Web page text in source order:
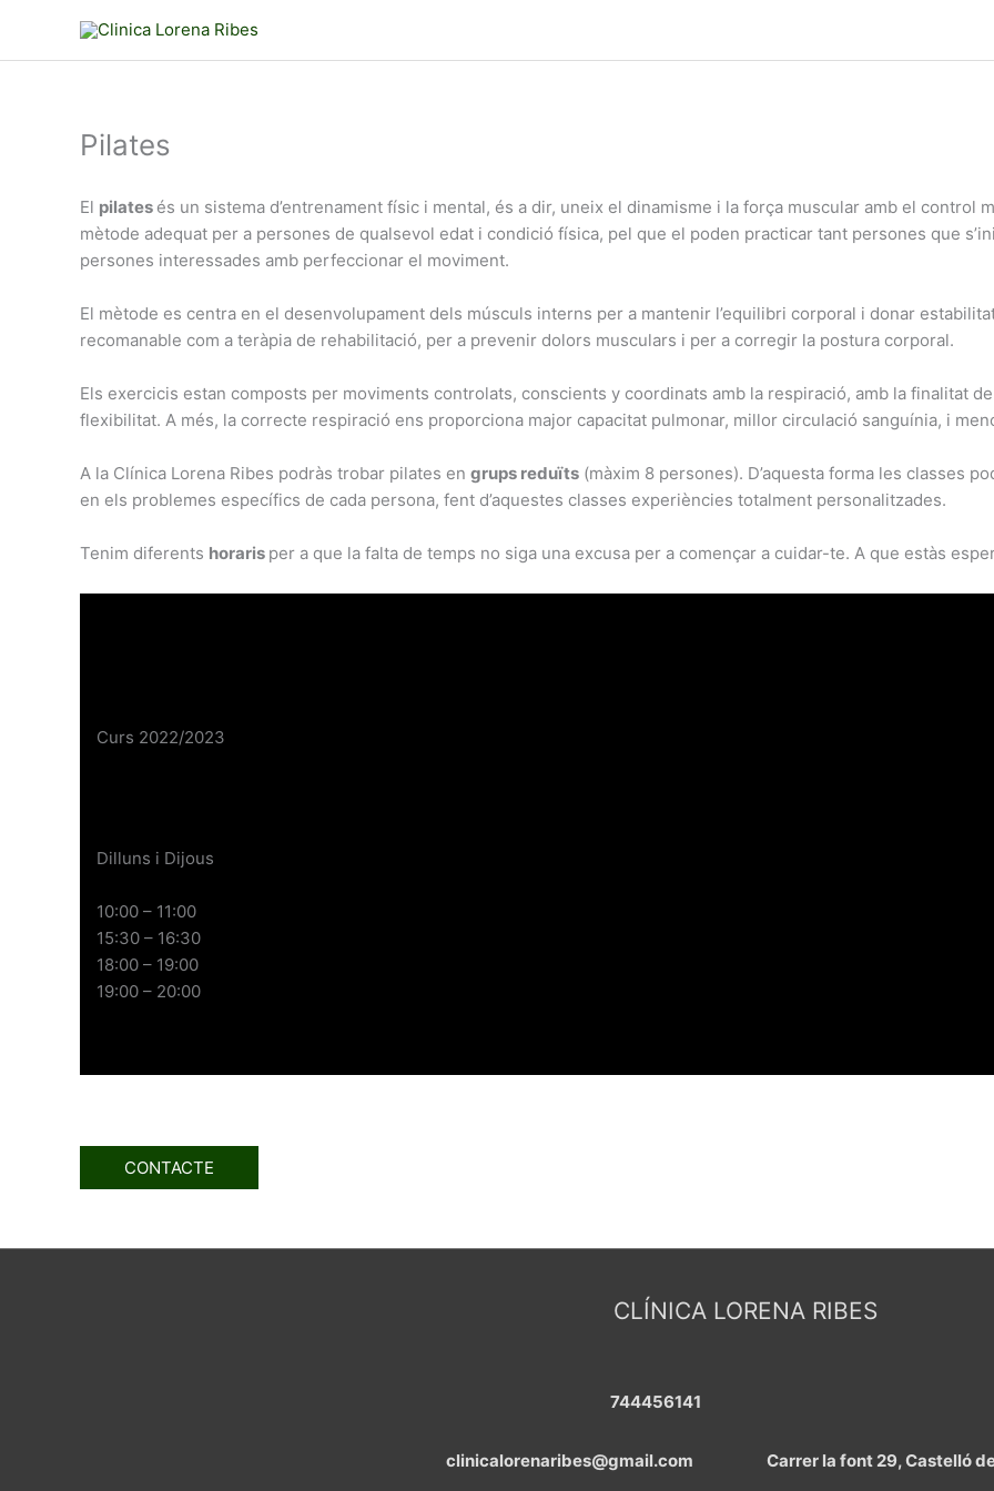
contingut
Pilates
El pilates és un sistema d’entrenament físic i mental, és a dir, uneix el dinamisme i la força muscular amb el control
mètode adequat per a persones de qualsevol edat i condició física, pel que el poden practicar tant persones que
persones interessades amb perfeccionar el moviment.
El mètode es centra en el desenvolupament dels músculs interns per a mantenir l’equilibri corporal i donar
recomanable com a teràpia de rehabilitació, per a prevenir dolors musculars i per a corregir la postura corporal.
Els exercicis estan composts per moviments controlats, conscients y coordinats amb la respiració, amb la finalitat
flexibilitat. A més, la correcte respiració ens proporciona major capacitat pulmonar, millor circulació sanguínia, i
A la Clínica Lorena Ribes podràs trobar pilates en grups reduïts (màxim 8 persones). D’aquesta forma les classes
en els problemes específics de cada persona, fent d’aquestes classes experiències totalment personalitzades.
Tenim diferents horaris per a que la falta de temps no siga una excusa per a començar a cuidar-te. A que estàs
Curs 2022/2023
Dilluns i Dijous
10:00 – 11:00
15:30 – 16:30
18:00 – 19:00
19:00 – 20:00
CONTACTE
CLÍNICA LORENA RIBES
744456141
clinicalorenaribes@gmail.com Carrer la font 29, Castelló